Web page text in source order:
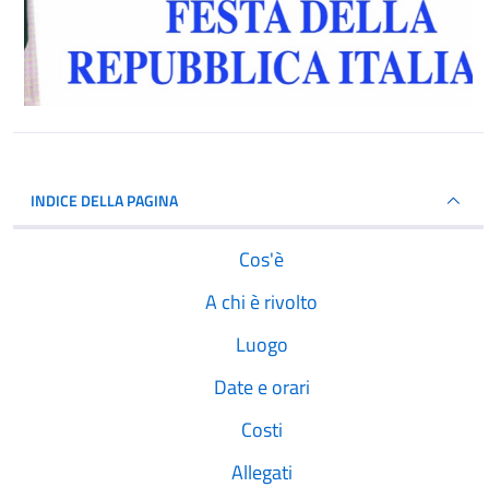
INDICE DELLA PAGINA
Cos'è
A chi è rivolto
Luogo
Date e orari
Costi
Allegati